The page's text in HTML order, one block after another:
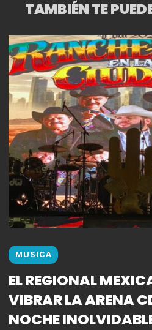
TAMBIÉN TE
MUSICA
EL REGIONAL
VIBRAR LA ARENA
NOCHE